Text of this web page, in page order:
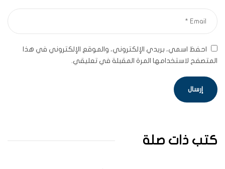
احفظ اسمي، بريدي الإلكتروني، والموقع الإلكتروني في هذا
المتصفح لاستخدامها المرة المقبلة في تعليقي.
كتب ذات صلة